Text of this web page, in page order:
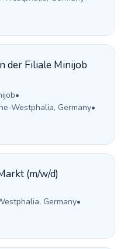
der Filiale Minijob
•
Westphalia, Germany•
(m/w/d)
Germany•